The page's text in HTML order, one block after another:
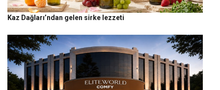
Kaz Dağları’ndan gelen sirke lezzeti